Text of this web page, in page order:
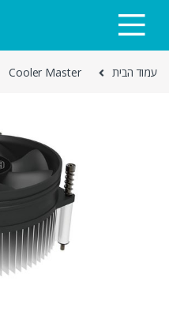
עמוד הבית Cooler Master